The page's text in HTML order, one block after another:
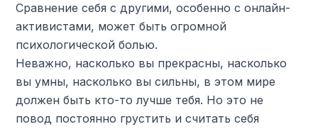
Сравнение себя с другими, особенно с онлайн-
активистами, может быть огромной
психологической болью.
Неважно, насколько вы прекрасны, насколько
вы умны, насколько вы сильны, в этом мире
должен быть кто-то лучше тебя. Но это не
повод постоянно грустить и считать себя